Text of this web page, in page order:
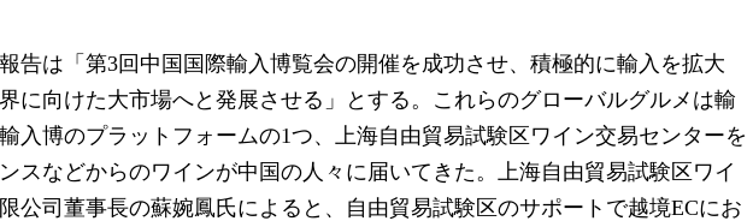
告は「第3回中国国際輸入博覧会の開催を成功させ、積極的に輸入を拡大
に向けた大市場へと発展させる」とする。これらのグローバルグルメは輸
入博のプラットフォームの1つ、上海自由貿易試験区ワイン交易センターを
スなどからのワインが中国の人々に届いてきた。上海自由貿易試験区ワイ
公司董事長の蘇婉鳳氏によると、自由貿易試験区のサポートで越境ECにお